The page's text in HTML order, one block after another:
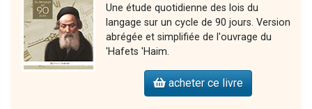
Une étude quotidienne des lois du
langage sur un cycle de 90 jours. Version
abrégée et simplifiée de l'ouvrage du
'Hafets 'Haim.
acheter ce livre